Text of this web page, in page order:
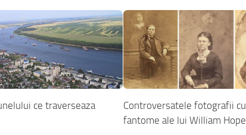
ce traverseaza
Controversatele fotografii cu
fantome ale lui William Hope